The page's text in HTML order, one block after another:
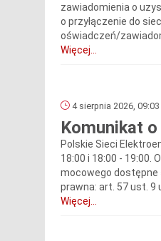
zawiadomienia o
o przyłączenie do
oświadczeń/
Więcej...
4 sierpnia 2026, 09:03
Komunikat
Polskie Sieci
18:00 i 18:00 -
mocowego
prawna: art. 57 ust. 9
Więcej...